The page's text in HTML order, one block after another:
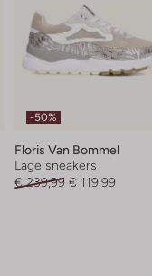
-50%
Floris Van Bommel
Lage sneakers
€ 239,99 € 119,99